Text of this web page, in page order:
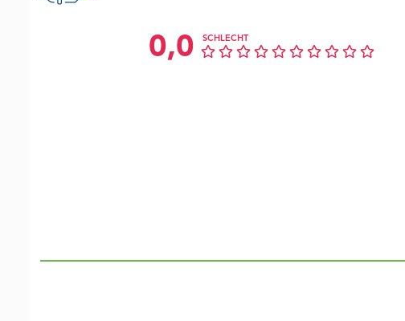
0,0 SCHLECHT